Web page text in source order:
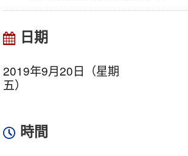
日期
2019年9月20日（星期
五）
時間